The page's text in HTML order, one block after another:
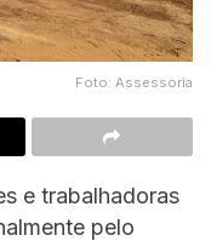
Foto: Assessoria
e trabalhadoras
pelo